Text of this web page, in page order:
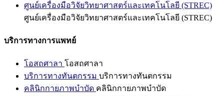
ศูนย์เครื่องมือวิจัยวิทยาศาสตร์และเทคโนโลยี (STREC)
ศูนย์เครื่องมือวิจัยวิทยาศาสตร์และเทคโนโลยี (STREC)
บริการทางการแพทย์
โอสถศาลา โอสถศาลา
บริการทางทันตกรรม บริการทางทันตกรรม
คลินิกกายภาพบำบัด คลินิกกายภาพบำบัด